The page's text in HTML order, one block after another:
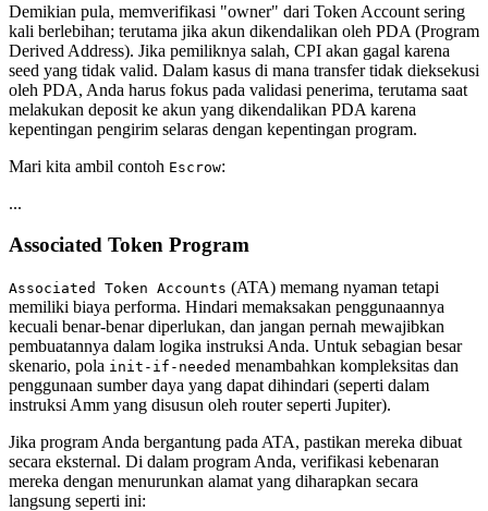
Demikian pula, memverifikasi "owner" dari Token Account sering
kali berlebihan; terutama jika akun dikendalikan oleh PDA (Program
Derived Address). Jika pemiliknya salah, CPI akan gagal karena
seed yang tidak valid. Dalam kasus di mana transfer tidak dieksekusi
oleh PDA, Anda harus fokus pada validasi penerima, terutama saat
melakukan deposit ke akun yang dikendalikan PDA karena
kepentingan pengirim selaras dengan kepentingan program.
Mari kita ambil contoh Escrow:
...
Associated Token Program
Associated Token Accounts (ATA) memang nyaman tetapi
memiliki biaya performa. Hindari memaksakan penggunaannya
kecuali benar-benar diperlukan, dan jangan pernah mewajibkan
pembuatannya dalam logika instruksi Anda. Untuk sebagian besar
skenario, pola init-if-needed menambahkan kompleksitas dan
penggunaan sumber daya yang dapat dihindari (seperti dalam
instruksi Amm yang disusun oleh router seperti Jupiter).
Jika program Anda bergantung pada ATA, pastikan mereka dibuat
secara eksternal. Di dalam program Anda, verifikasi kebenaran
mereka dengan menurunkan alamat yang diharapkan secara
langsung seperti ini: